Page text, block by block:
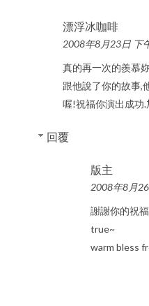
漂浮冰咖啡
2008年8月23日 下
真的再一次的羨慕
跟他說了你的故事,
喔!祝福你演出成功
回覆
版主
2008年8月
謝謝你的祝
true~
warm bless